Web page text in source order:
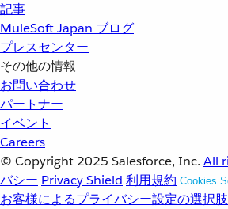
記事
MuleSoft Japan ブログ
プレスセンター
その他の情報
お問い合わせ
パートナー
イベント
Careers
© Copyright 2025 Salesforce, Inc. All
バシー Privacy Shield 利用規約 Cookies
お客様によるプライバシー設定の選択肢